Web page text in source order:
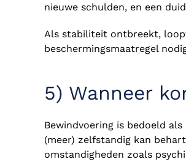
nieuwe schulden, en een
Als stabiliteit ontbreekt,
beschermingsmaatregel
5) Wanneer
Bewindvoering is bedoeld
(meer) zelfstandig kan
omstandigheden zoals